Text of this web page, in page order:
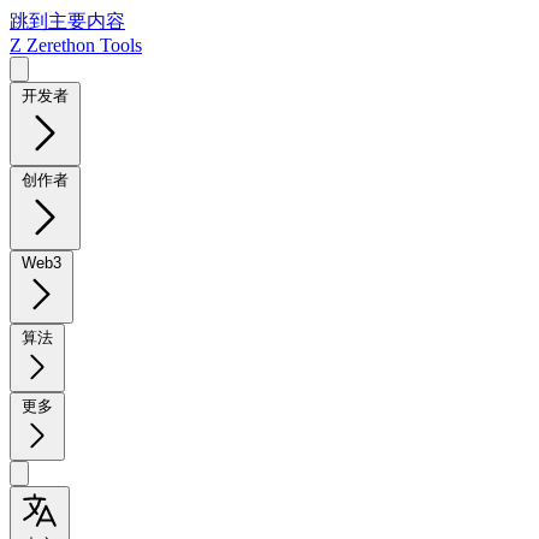
跳到主要内容
Z Zerethon Tools
开发者
创作者
Web3
算法
更多